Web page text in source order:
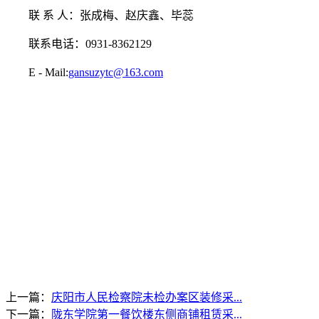
联 系 人：张成梅、赵庆鑫、毕蕊
联系电话： 0931-8362129
E - Mail:gansuzytc@163.com
上一篇： 庆阳市人民检察院未检办案区装修采...
下一篇：
陇东学院第一餐饮楼东侧商铺租赁采...